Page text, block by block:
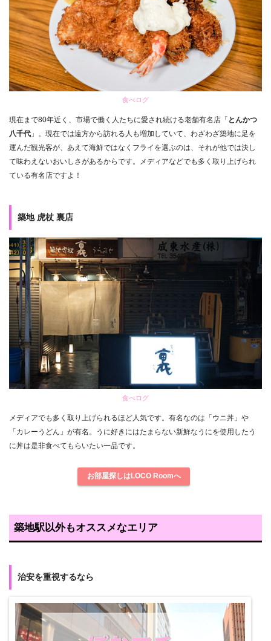
食べログ
現在まで80年近く、市場で働く人たちに愛され続ける老舗有名店「 とんかつ
八千代 」。現在では遠方から訪れる人も増加していて、わざわざ築地に足を
運んだ観光客が、あえて海鮮ではなくフライを選ぶのは、それが他では決し
て味わえないおいしさがあるからです。メディアなどでも多く取り上げられ
ている有名店ですよ！
築地 虎杖 裏店
食べログ
メディアでも多く取り上げられるほど人気です。有名なのは「ウニ丼」や
「カレーうどん」が有名。うに好きにはたまらない新鮮なうにを使用したう
に丼は是非食べてもらいたい一品です。
お部屋探しはLOCO Roomへ
築地駅以外もオススメなエリア
治安を重視するなら